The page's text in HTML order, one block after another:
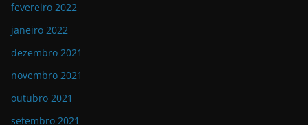
fevereiro 2022
janeiro 2022
dezembro 2021
novembro 2021
outubro 2021
setembro 2021